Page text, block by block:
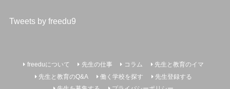
Tweets by freedu9
freeduについて 先生の仕事 コラム
先生と教育のイマ
先生と教育のQ&A
働く学校を探す
先生登録する